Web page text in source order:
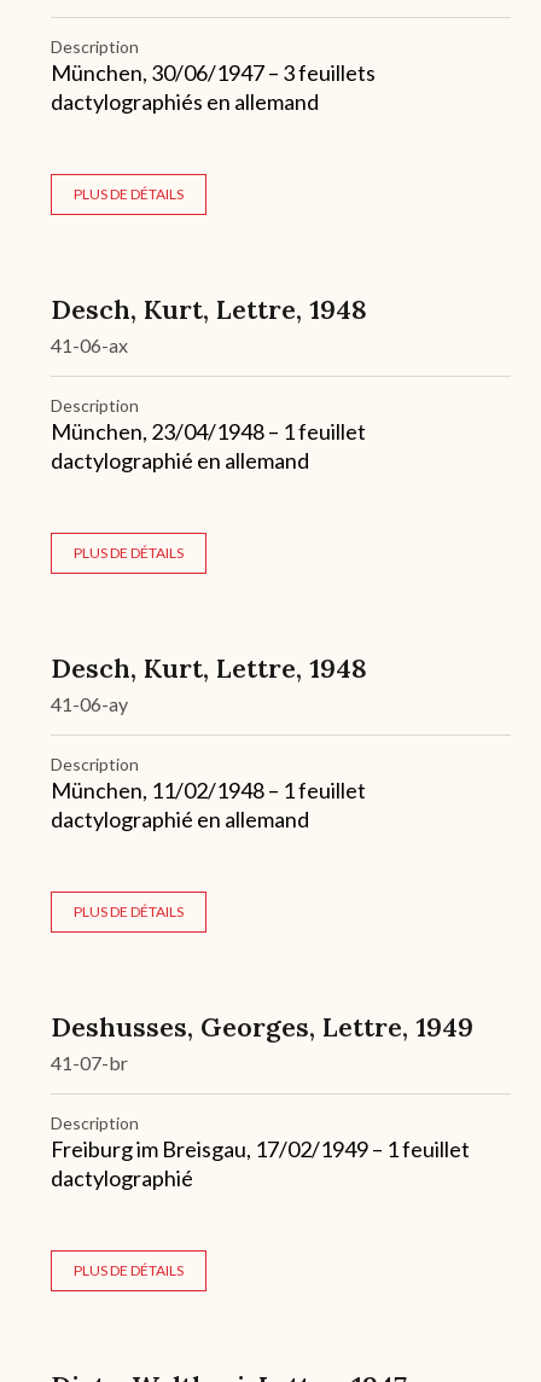
Description
München, 30/06/1947 – 3 feuillets
dactylographiés en allemand
PLUS DE DÉTAILS
Desch, Kurt, Lettre, 1948
41-06-ax
Description
München, 23/04/1948 – 1 feuillet
dactylographié en allemand
PLUS DE DÉTAILS
Desch, Kurt, Lettre, 1948
41-06-ay
Description
München, 11/02/1948 – 1 feuillet
dactylographié en allemand
PLUS DE DÉTAILS
Deshusses, Georges, Lettre, 1949
41-07-br
Description
Freiburg im Breisgau, 17/02/1949 – 1 feuillet
dactylographié
PLUS DE DÉTAILS